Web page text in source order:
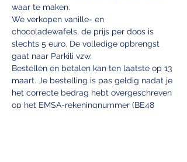
waar te maken.
We verkopen vanille- en
chocoladewafels, de prijs per doos is
slechts 5 euro. De volledige opbrengst
gaat naar Parkili vzw.
Bestellen en betalen kan ten laatste op 13
maart. Je bestelling is pas geldig nadat je
het correcte bedrag hebt overgeschreven
op het EMSA-rekeningnummer (BE48